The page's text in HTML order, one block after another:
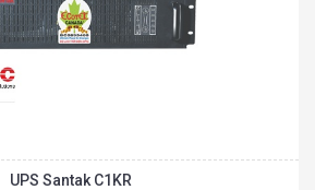
UPS Santak C1KR